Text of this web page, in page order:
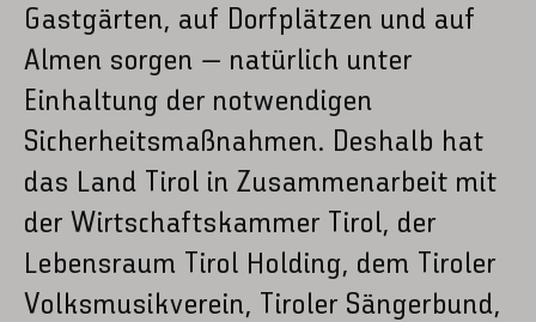
Gastgärten, auf Dorfplätzen und auf
Almen sorgen – natürlich unter
Einhaltung der notwendigen
Sicherheitsmaßnahmen. Deshalb hat
das Land Tirol in Zusammenarbeit mit
der Wirtschaftskammer Tirol, der
Lebensraum Tirol Holding, dem Tiroler
Volksmusikverein, Tiroler Sängerbund,